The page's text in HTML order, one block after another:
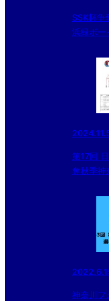
SSK杯
浜緑ボー
第17回
奪秋季神
神奈川フ